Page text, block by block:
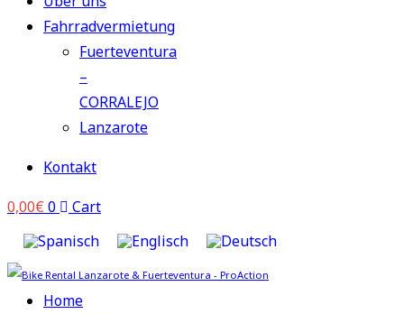
Fahrradvermietung
Fuerteventura
–
CORRALEJO
Lanzarote
Kontakt
0,00€ 0 Cart
Home